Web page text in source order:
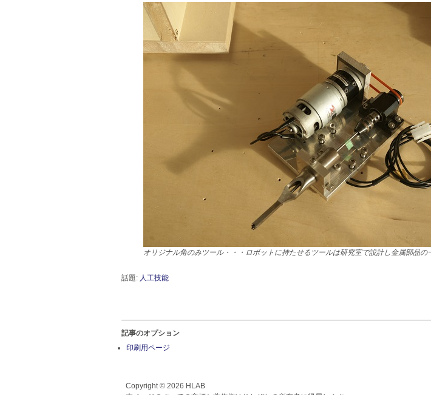
オリジナル角のみツール・・・ロボットに持たせるツールは研究室で設計し金属部品の
話題: 人工技能
記事のオプション
印刷用ページ
Copyright © 2026 HLAB